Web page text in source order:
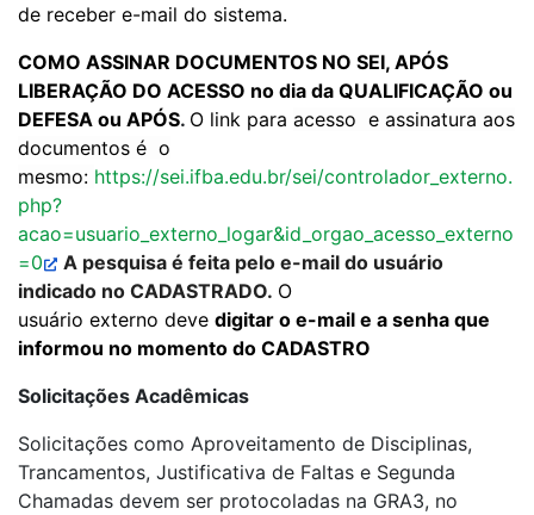
de receber e-mail do sistema.
COMO ASSINAR DOCUMENTOS NO SEI, APÓS
LIBERAÇÃO DO ACESSO no dia da QUALIFICAÇÃO ou
DEFESA ou APÓS. O link para acesso e assinatura aos
documentos é o
mesmo: https://sei.ifba.edu.br/sei/controlador_externo.
php?
acao=usuario_externo_logar&id_orgao_acesso_externo
=0
A pesquisa é feita pelo e-mail do usuário
indicado no CADASTRADO. O
usuário externo deve digitar o e-mail e a senha que
informou no momento do CADASTRO
Solicitações Acadêmicas
Solicitações como Aproveitamento de Disciplinas,
Trancamentos, Justificativa de Faltas e Segunda
Chamadas devem ser protocoladas na GRA3, no